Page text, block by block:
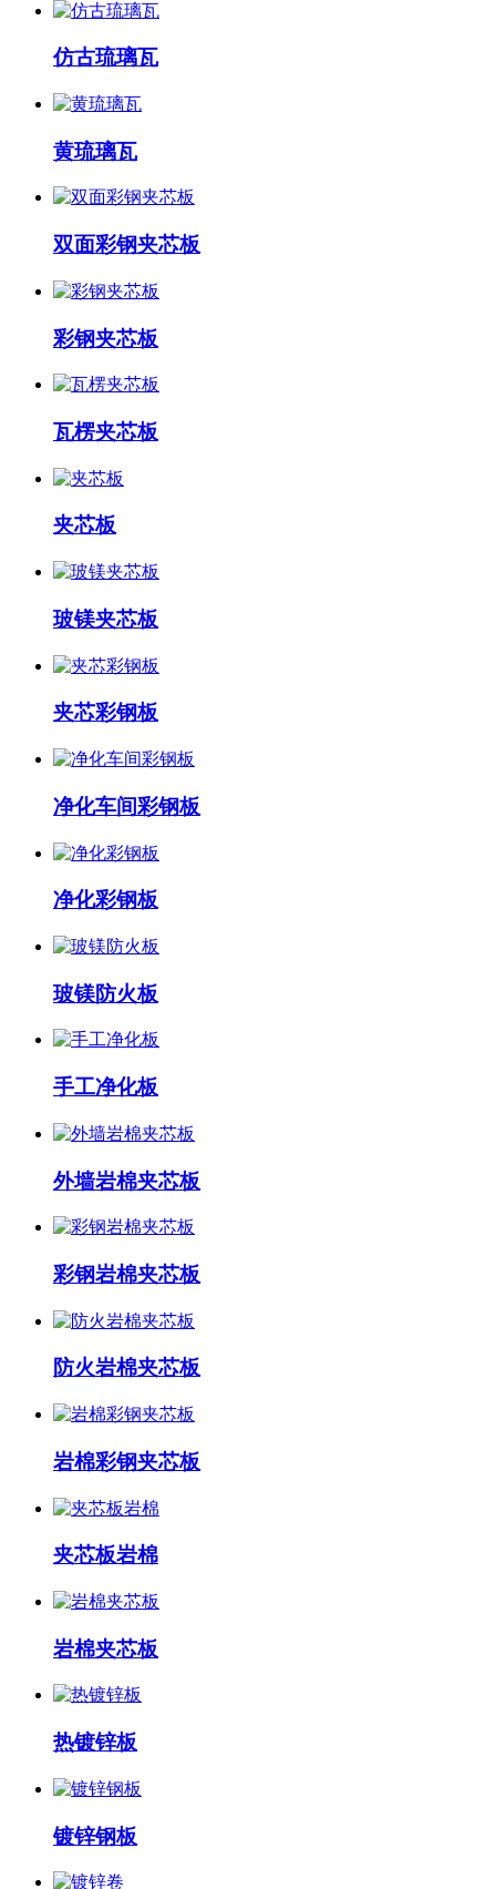
仿古琉璃瓦
黄琉璃瓦
双面彩钢夹芯板
彩钢夹芯板
瓦楞夹芯板
夹芯板
玻镁夹芯板
夹芯彩钢板
净化车间彩钢板
净化彩钢板
玻镁防火板
手工净化板
外墙岩棉夹芯板
彩钢岩棉夹芯板
防火岩棉夹芯板
岩棉彩钢夹芯板
夹芯板岩棉
岩棉夹芯板
热镀锌板
镀锌钢板